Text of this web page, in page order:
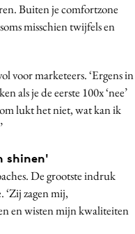
Buiten je comfortzone
misschien twijfels en
voor marketeers. ‘Ergens in
als je de eerste 100x ‘nee’
lukt het niet, wat kan ik
shinen'
De grootste indruk
zagen mij,
en wisten mijn kwaliteiten